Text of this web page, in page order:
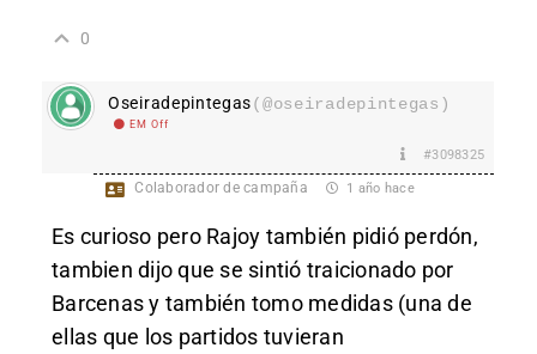
0
Oseiradepintegas(@oseiradepintegas)
EM Off
#3098325
Colaborador de campaña 1 año hace
Es curioso pero Rajoy también pidió perdón,
tambien dijo que se sintió traicionado por
Barcenas y también tomo medidas (una de
ellas que los partidos tuvieran